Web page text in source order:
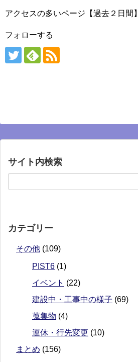
アクセスの多いページ【過去２日間】
フォローする
サイト内検索
カテゴリー
その他 (109)
PIST6 (1)
イベント (22)
建設中・工事中の様子 (69)
蒐集物 (4)
運休・行先変更 (10)
まとめ (156)